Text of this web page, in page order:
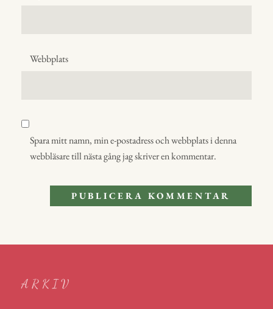
Webbplats
Spara mitt namn, min e-postadress och webbplats i denna
webbläsare till nästa gång jag skriver en kommentar.
ARKIV